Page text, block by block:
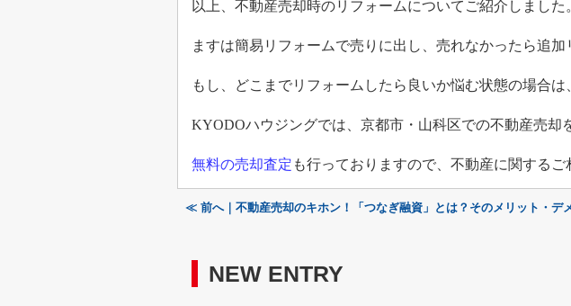
以上、 不動産売却時のリフォームについてご紹介しま した
ますは簡易リフォームで売りに出し、売れなかったら追
もし、どこまでリフォームしたら良いか悩む状態の場合
KYODOハウジングでは、京都市・山科区での不動産売却
無料の売却査定 も行っておりますので、不動産に関するご
≪ 前へ｜不動産売却のキホン！「つなぎ融資」とは？そのメリット・デ
NEW ENTRY